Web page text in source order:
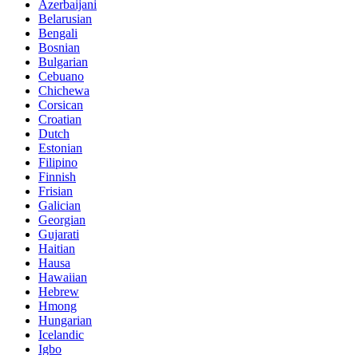
Azerbaijani
Belarusian
Bengali
Bosnian
Bulgarian
Cebuano
Chichewa
Corsican
Croatian
Dutch
Estonian
Filipino
Finnish
Frisian
Galician
Georgian
Gujarati
Haitian
Hausa
Hawaiian
Hebrew
Hmong
Hungarian
Icelandic
Igbo